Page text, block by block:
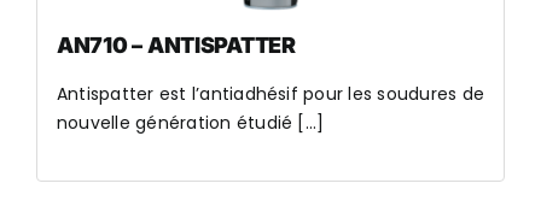
AN710 – ANTISPATTER
Antispatter est l’antiadhésif pour les soudures de
nouvelle génération étudié [...]